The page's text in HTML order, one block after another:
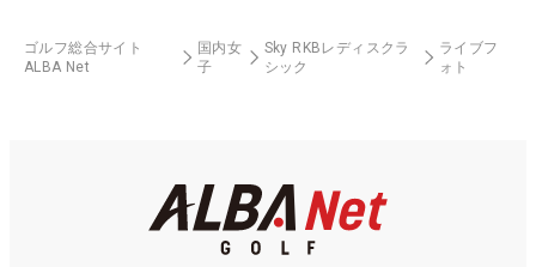
ゴルフ総合サイト
ALBA Net
国内女
子
Sky RKBレディスクラ
シック
ライブフ
ォト